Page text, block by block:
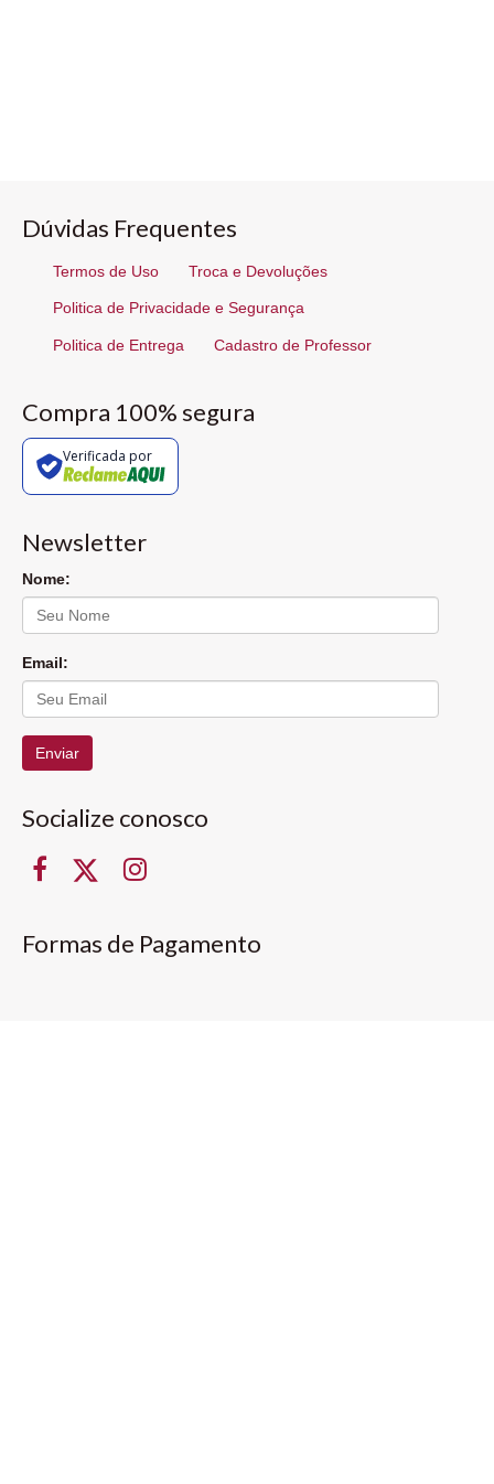
Dúvidas Frequentes
Termos de Uso Troca e Devoluções
Politica de Privacidade e Segurança
Politica de Entrega Cadastro de Professor
Compra 100% segura
Verificada por
Newsletter
Nome:
Email:
Enviar
Socialize conosco
Formas de Pagamento